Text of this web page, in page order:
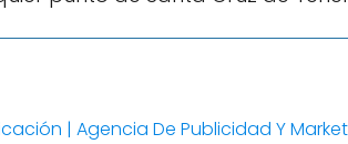
| Agencia De Publicidad Y